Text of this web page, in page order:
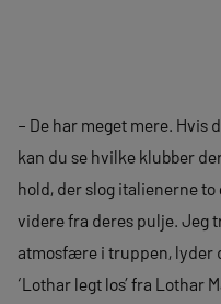
– De har meget mere. Hvis
kan du se hvilke klubber
hold, der slog italienerne
videre fra deres pulje. Jeg
atmosfære i truppen, lyder
‘Lothar legt los’ fra Lothar